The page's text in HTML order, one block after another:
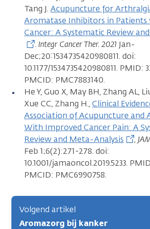
Tang J. Acupuncture for
Aromatase Inhibitors in Patients
Cancer: A Systematic Review
. Integr Cancer Ther. 2021 Jan-
Dec;20:1534735420980811. doi:
10.1177/1534735420980811. PMID:
PMCID: PMC7883140.
He Y, Guo X, May BH, Zhang AL,
Xue CC, Zhang H., Clinical
Association of Acupuncture and
With Improved Cancer Pain: A
Review and Meta-Analysis
,
Feb 1;6(2):271-278. doi:
10.1001/jamaoncol.2019.5233.
PMCID: PMC6990758.
Volgend artikel
Aromazorg bij kanker